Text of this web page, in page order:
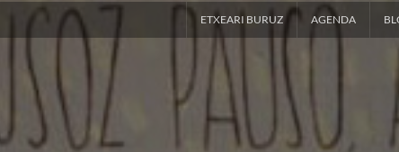
ETXEARI BURUZ AGENDA